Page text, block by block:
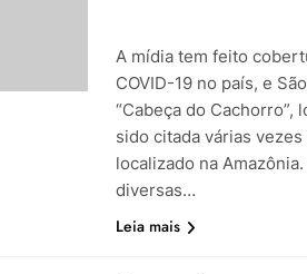
A mídia tem feito
COVID-19 no país, e
“Cabeça do
sido citada várias
localizado na
diversas…
Leia mais